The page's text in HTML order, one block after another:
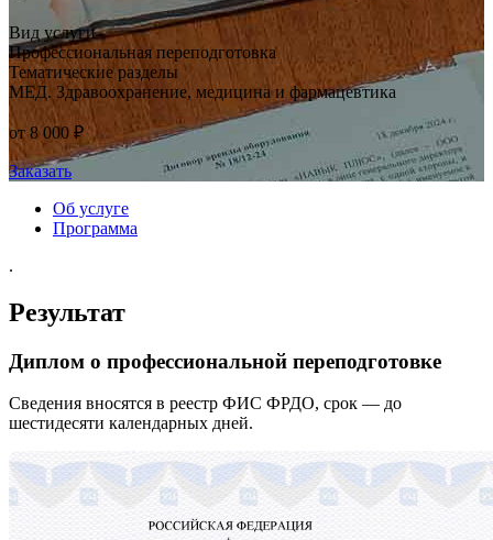
Вид услуги
Профессиональная переподготовка
Тематические разделы
МЕД. Здравоохранение, медицина и фармацевтика
от 8 000 ₽
Заказать
Об услуге
Программа
.
Результат
Диплом о профессиональной переподготовке
Сведения вносятся в реестр ФИС ФРДО, срок — до
шестидесяти календарных дней.